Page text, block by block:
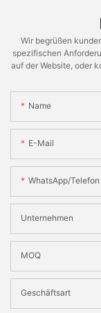
Wir begrüßen
spezifischen
auf der Website, oder
Name
E-Mail
WhatsApp/Telefon
Unternehmen
MOQ
Geschäftsart